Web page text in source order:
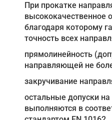
При прокатке
высококачественное
благодаря которому
точность всех
прямолинейность
направляющей не
закручивание
остальные допуски
выполняются в